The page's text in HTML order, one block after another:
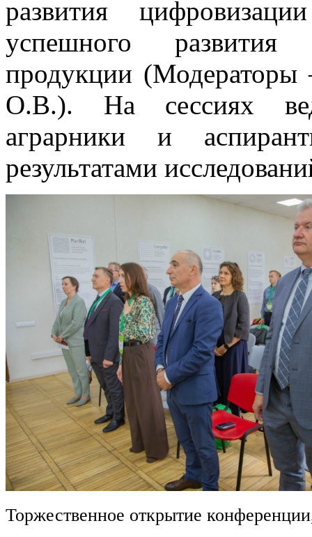
развития
успешного развития
продукции
О.В.). На сессиях
аграрники и
результатами
Торжественное открытие